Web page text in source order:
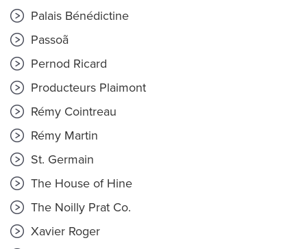
Palais Bénédictine
Passoã
Pernod Ricard
Producteurs Plaimont
Rémy Cointreau
Rémy Martin
St. Germain
The House of Hine
The Noilly Prat Co.
Xavier Roger